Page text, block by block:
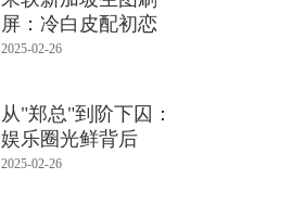
屏：冷白皮配初恋
脸，网友喊话
2025-02-26
从"郑总"到阶下囚：
娱乐圈光鲜背后
的"恶龙
2025-02-26